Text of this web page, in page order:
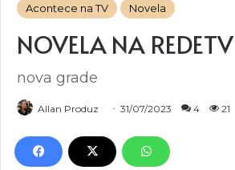
Acontece na TV Novela
NOVELA NA REDETV
nova grade
Allan Produz 31/07/2023 4 21